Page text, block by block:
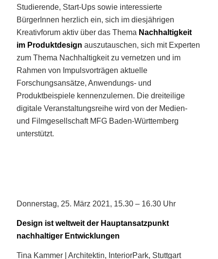
Studierende, Start-Ups sowie interessierte
BürgerInnen herzlich ein, sich im diesjährigen
Kreativforum aktiv über das Thema Nachhaltigkeit
im Produktdesign auszutauschen, sich mit Experten
zum Thema Nachhaltigkeit zu vernetzen und im
Rahmen von Impulsvorträgen aktuelle
Forschungsansätze, Anwendungs- und
Produktbeispiele kennenzulernen. Die dreiteilige
digitale Veranstaltungsreihe wird von der Medien-
und Filmgesellschaft MFG Baden-Württemberg
unterstützt.
Donnerstag, 25. März 2021, 15.30 – 16.30 Uhr
Design ist weltweit der Hauptansatzpunkt
nachhaltiger Entwicklungen
Tina Kammer | Architektin, InteriorPark, Stuttgart